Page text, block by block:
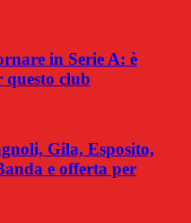
in Serie A: è
club
Gila, Esposito,
e offerta per